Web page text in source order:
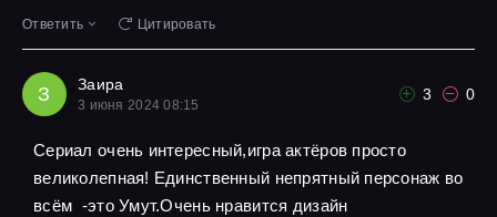
Ответить Цитировать
З Заира
3 июня 2024 08:15
3 0
Сериал очень интересный,игра актёров просто
великолепная! Единственный непрятный персонаж во
всём -это Умут.Очень нравится дизайн